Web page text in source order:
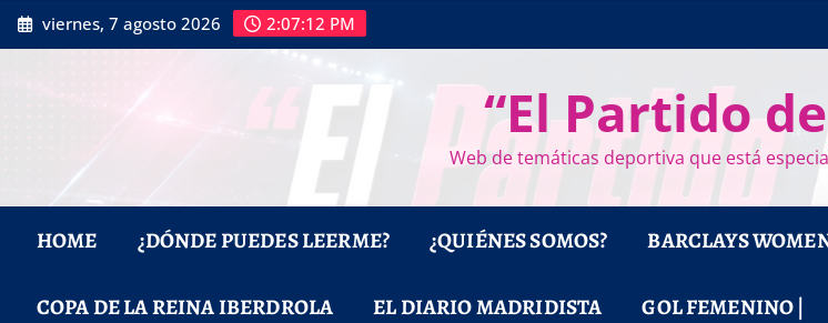
Saltar
al
viernes, 7 agosto 2026 2:07:13 PM
“El Partido
Web de temáticas deportiva que está
HOME ¿DÓNDE PUEDES LEERME? ¿QUIÉNES SOMOS? BARCLAYS
COPA DE LA REINA IBERDROLA EL DIARIO MADRIDISTA GOL FEMENINO |